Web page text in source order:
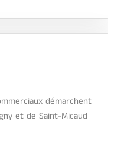
démarchent
et de Saint-Micaud